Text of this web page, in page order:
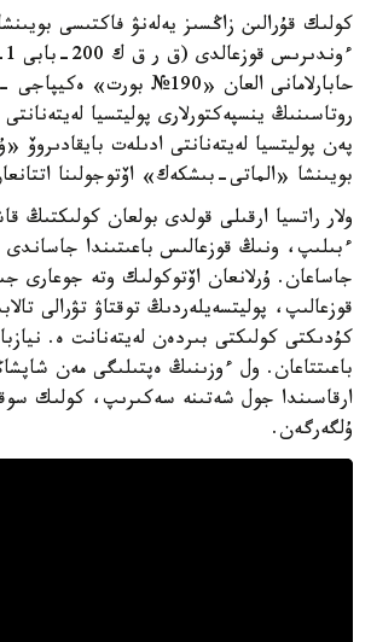
كولىك قۇرالىن زاڭسىز يەلەنۋ فاكتىسى
حابارلامانى العان «190№
روتاسىنىڭ ينسپەكتورلارى پوليتسيا
پەن پوليتسيا لەيتەنانتى ادىلەت
بويىنشا «الماتى-بىشكەك» اۆتوجولىنا
ولار راتسيا ارقىلى قولدى بولعان كولىكتىڭ
ءبىلىپ، ونىڭ قوزعالىس باعىتىندا
جاساعان. ۇرلانعان اۆتوكولىك وتە جوعارى
قوزعالىپ، پوليتسەيلەردىڭ توقتاۋ تۋرالى
كۇدىكتى كولىكتى بىردەن لەيتەنانت ە.
باعىتتاعان. ول ءوزىنىڭ ەپتىلىگى مەن
ارقاسىندا جول شەتىنە سەكىرىپ، كولىك
ۇلگەرگەن.